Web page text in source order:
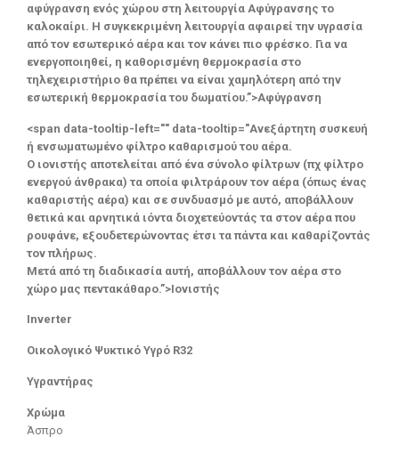
αφύγρανση ενός χώρου στη λειτουργία Αφύγρανσης το
καλοκαίρι. Η συγκεκριμένη λειτουργία αφαιρεί την υγρασία
από τον εσωτερικό αέρα και τον κάνει πιο φρέσκο. Για να
ενεργοποιηθεί, η καθορισμένη θερμοκρασία στο
τηλεχειριστήριο θα πρέπει να είναι χαμηλότερη από την
εσωτερική θερμοκρασία του δωματίου.”>Αφύγρανση
<span data-tooltip-left="" data-tooltip="Ανεξάρτητη συσκευή
ή ενσωματωμένο φίλτρο καθαρισμού του αέρα.
Ο ιονιστής αποτελείται από ένα σύνολο φίλτρων (πχ φίλτρο
ενεργού άνθρακα) τα οποία φιλτράρουν τον αέρα (όπως ένας
καθαριστής αέρα) και σε συνδυασμό με αυτό, αποβάλλουν
θετικά και αρνητικά ιόντα διοχετεύοντάς τα στον αέρα που
ρουφάνε, εξουδετερώνοντας έτσι τα πάντα και καθαρίζοντάς
τον πλήρως.
Μετά από τη διαδικασία αυτή, αποβάλλουν τον αέρα στο
χώρο μας πεντακάθαρο.”>Ιονιστής
Inverter
Οικολογικό Ψυκτικό Υγρό R32
Υγραντήρας
Χρώμα
Άσπρο